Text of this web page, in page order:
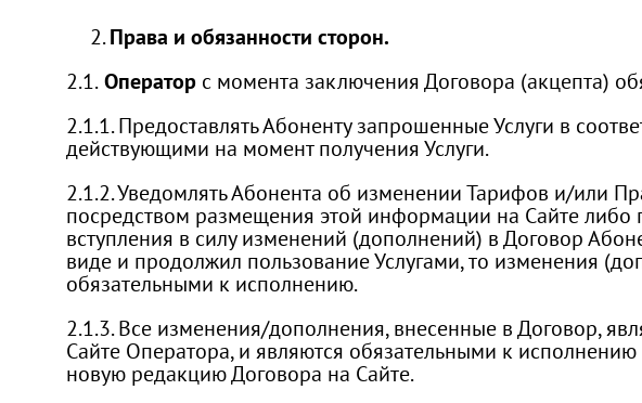
Права и обязанности сторон.
2.1.Оператор с момента заключения Договора (акцепта)
2.1.1. Предоставлять Абоненту запрошенные Услуги в
действующими на момент получения Услуги.
2.1.2. Уведомлять Абонента об изменении Тарифов и/или
посредством размещения этой информации на Сайте либо
вступления в силу изменений (дополнений) в Договор
виде и продолжил пользование Услугами, то изменения
обязательными к исполнению.
2.1.3. Все изменения/дополнения, внесенные в Договор,
Сайте Оператора, и являются обязательными к
новую редакцию Договора на Сайте.